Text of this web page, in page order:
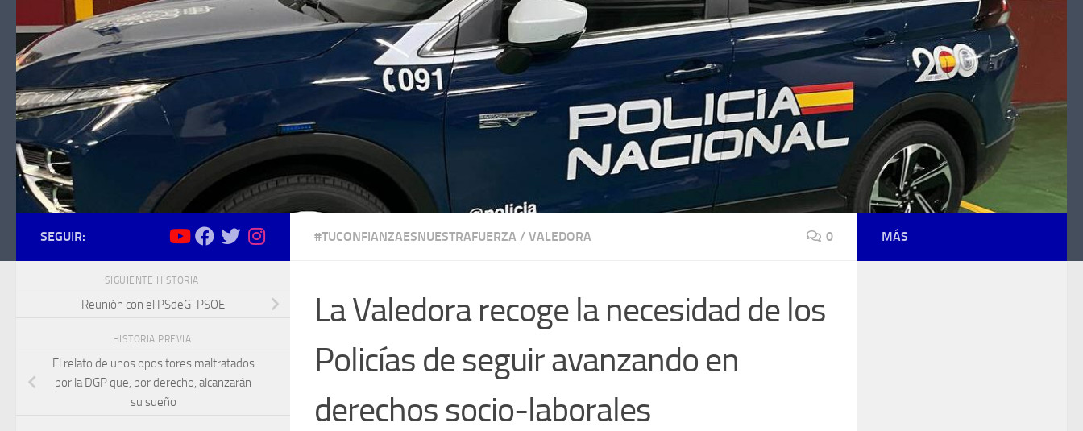
Saltar al contenido
#TUCONFIANZAESNUESTRAFUERZA / VALEDORA 0
La Valedora recoge la necesidad de los
Policías de seguir avanzando en
derechos socio-laborales
SEGUIR:
SIGUIENTE HISTORIA
Reunión con el PSdeG-PSOE
HISTORIA PREVIA
El relato de unos opositores maltratados
por la DGP que, por derecho, alcanzarán
su sueño
MÁS